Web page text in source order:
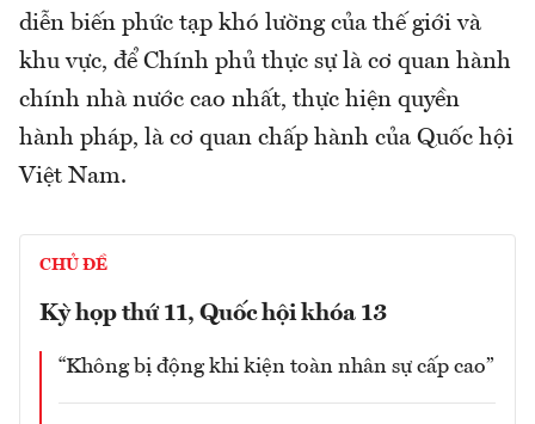
diễn biến phức tạp khó lường của thế giới và
khu vực, để Chính phủ thực sự là cơ quan hành
chính nhà nước cao nhất, thực hiện quyền
hành pháp, là cơ quan chấp hành của Quốc hội
Việt Nam.
CHỦ ĐỀ
Kỳ họp thứ 11, Quốc hội khóa 13
“Không bị động khi kiện toàn nhân sự cấp cao”